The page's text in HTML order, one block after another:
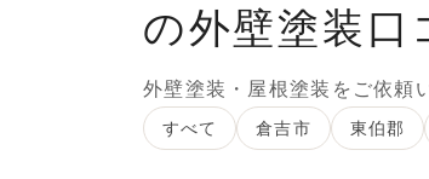
の外壁塗装口
外壁塗装・屋根塗装をご依頼
すべて 倉吉市 東伯郡